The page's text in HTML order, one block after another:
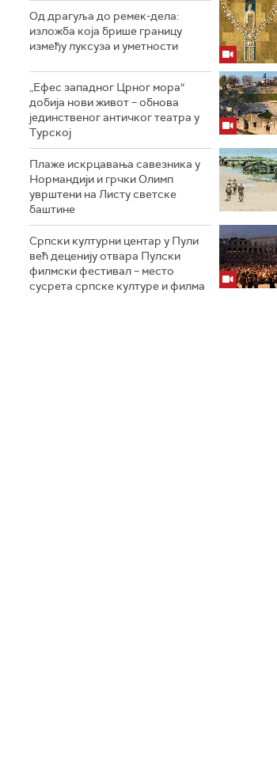
Од драгуља до ремек-дела:
изложба која брише границу
између луксуза и уметности
„Ефес западног Црног мора“
добија нови живот – обнова
јединственог античког театра у
Турској
Плаже искрцавања савезника у
Нормандији и грчки Олимп
уврштени на Листу светске
баштине
Српски културни центар у Пули
већ деценију отвара Пулски
филмски фестивал – место
сусрета српске културе и филма